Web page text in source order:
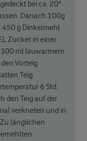
bei ca. 20°
Danach 100g
450 g Dinkelmehl
Zucker in einer
ml lauwarmem
Vorteig
Teig
6 Std.
den Teig auf der
verkneten und in
länglichen